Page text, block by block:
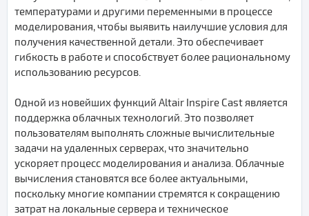
температурами и другими переменными в процессе
моделирования, чтобы выявить наилучшие условия для
получения качественной детали. Это обеспечивает
гибкость в работе и способствует более рациональному
использованию ресурсов.
Одной из новейших функций Altair Inspire Cast является
поддержка облачных технологий. Это позволяет
пользователям выполнять сложные вычислительные
задачи на удаленных серверах, что значительно
ускоряет процесс моделирования и анализа. Облачные
вычисления становятся все более актуальными,
поскольку многие компании стремятся к сокращению
затрат на локальные сервера и техническое